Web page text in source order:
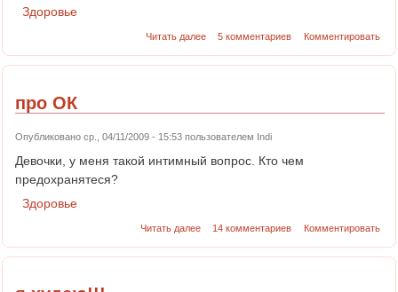
Здоровье
Читать далее 5 комментариев Комментировать
про ОК
Опубликовано ср., 04/11/2009 - 15:53 пользователем Indi
Девочки, у меня такой интимный вопрос. Кто чем
предохранятеся?
Здоровье
Читать далее 14 комментариев Комментировать